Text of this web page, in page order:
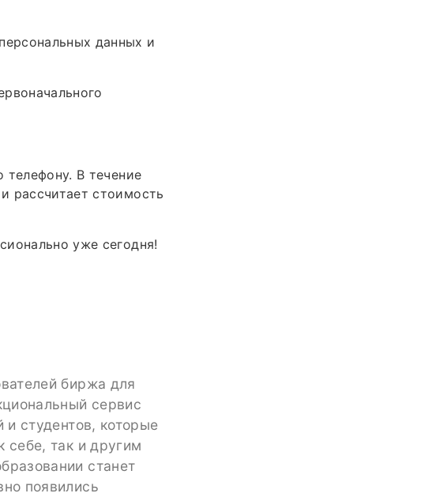
данных и
телефону. В течение
рассчитает стоимость
уже сегодня!
биржа для
сервис
и студентов, которые
себе, так и другим
станет
появились